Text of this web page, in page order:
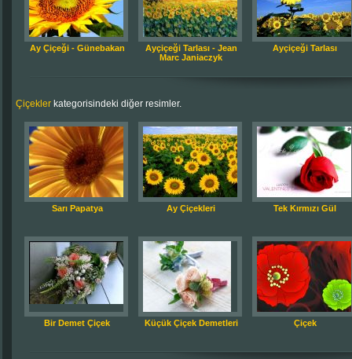
Ay Çiçeği - Günebakan
Ayçiçeği Tarlası - Jean
Marc Janiaczyk
Ayçiçeği Tarlası
Çiçekler kategorisindeki diğer resimler.
Sarı Papatya Ay Çiçekleri Tek Kırmızı Gül
Bir Demet Çiçek Küçük Çiçek Demetleri Çiçek